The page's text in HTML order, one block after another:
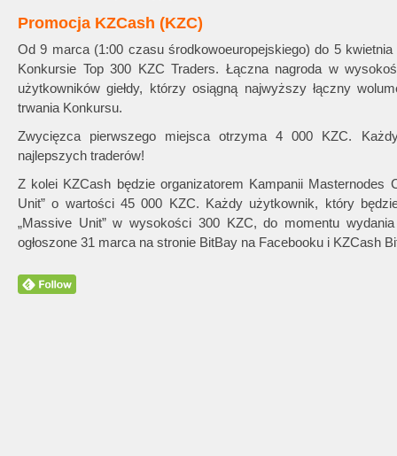
Promocja KZCash (KZC)
Od 9 marca (1:00 czasu środkowoeuropejskiego) do 5
Konkursie Top 300 KZC Traders. Łączna nagroda w
użytkowników giełdy, którzy osiągną najwyższy łączny
trwania Konkursu.
Zwycięzca pierwszego miejsca otrzyma 4 000 KZC.
najlepszych traderów!
Z kolei KZCash będzie organizatorem Kampanii Masternodes
Unit” o wartości 45 000 KZC. Każdy użytkownik, który
„Massive Unit” w wysokości 300 KZC, do momentu
ogłoszone 31 marca na stronie BitBay na Facebooku i KZCash